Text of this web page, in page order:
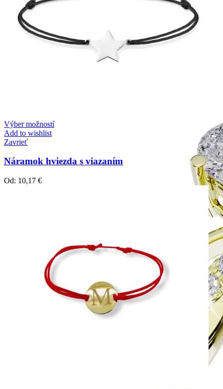
Výber možností
Add to wishlist
Zavrieť
Náramok hviezda s viazaním
Od: 10,17 €